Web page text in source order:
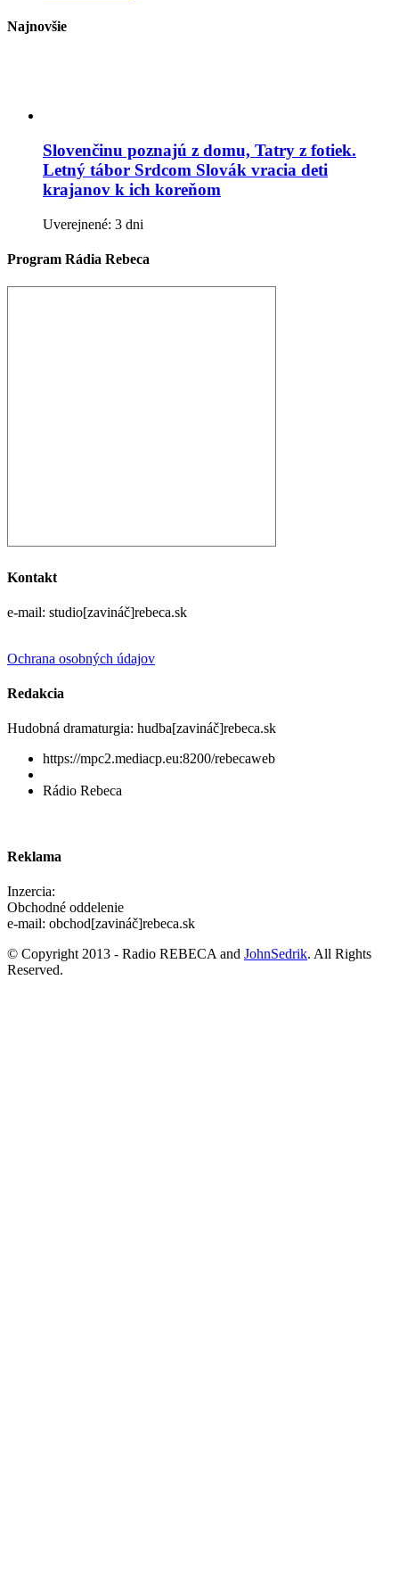
Najnovšie
Slovenčinu poznajú z domu, Tatry z fotiek.
Letný tábor Srdcom Slovák vracia deti
krajanov k ich koreňom
Uverejnené: 3 dni
Program Rádia Rebeca
Kontakt
e-mail: studio[zavináč]rebeca.sk
Ochrana osobných údajov
Redakcia
Hudobná dramaturgia: hudba[zavináč]rebeca.sk
https://mpc2.mediacp.eu:8200/rebecaweb
Rádio Rebeca
Reklama
Inzercia:
Obchodné oddelenie
e-mail: obchod[zavináč]rebeca.sk
© Copyright 2013 - Radio REBECA and JohnSedrik. All Rights
Reserved.